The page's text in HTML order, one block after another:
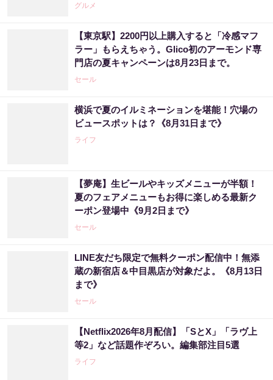
グルメ
【東京駅】2200円以上購入すると「冷感マフ
ラー」もらえちゃう。Glico初のアーモンド専
門店の夏キャンペーンは8月23日まで。
セール
横浜で夏のイルミネーションを堪能！穴場の
ビュースポットは？《8月31日まで》
ライフ
【夢庵】生ビールやキッズメニューが半額！
夏のフェアメニューもお得に楽しめる最新ク
ーポン登場中《9月2日まで》
セール
LINE友だち限定で無料クーポン配信中！無添
蔵の新宿店＆中目黒店が対象だよ。《8月13日
まで》
セール
【Netflix2026年8月配信】「SとX」「ラヴ上
等2」など話題作ぞろい。編集部注目5選
ライフ